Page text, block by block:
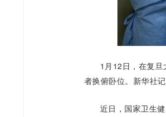
1月12日，在复
者换俯卧位。新华社
近日，国家卫生